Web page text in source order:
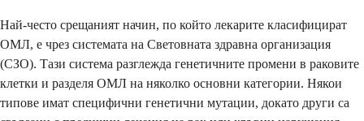
Най-често срещаният начин, по който лекарите класифицират
ОМЛ, е чрез системата на Световната здравна организация
(СЗО). Тази система разглежда генетичните промени в раковите
клетки и разделя ОМЛ на няколко основни категории. Някои
типове имат специфични генетични мутации, докато други са